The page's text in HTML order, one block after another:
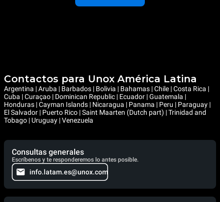
Contactos para Unox América Latina
Argentina | Aruba | Barbados | Bolivia | Bahamas | Chile | Costa Rica |
Cuba | Curaçao | Dominican Republic | Ecuador | Guatemala |
Honduras | Cayman Islands | Nicaragua | Panama | Peru | Paraguay |
El Salvador | Puerto Rico | Saint Maarten (Dutch part) | Trinidad and
Tobago | Uruguay | Venezuela
Consultas generales
Escríbenos y te responderemos lo antes posible.
info.latam.es@unox.com